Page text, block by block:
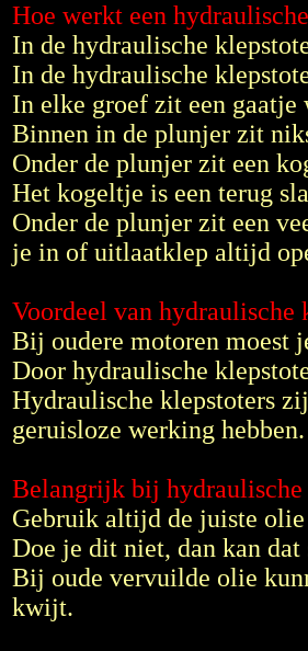
Hoe werkt een
In de hydraulische
In de hydraulische
In elke groef zit een
Binnen in de plunjer zit
Onder de plunjer zit een
Het kogeltje is een terug
Onder de plunjer zit een
je in of uitlaatklep altijd
Voordeel van hydraulische
Bij oudere motoren moest
Door hydraulische
Hydraulische klepstoters
geruisloze werking hebben.
Belangrijk bij hydraulische
Gebruik altijd de juiste
Doe je dit niet, dan kan
Bij oude vervuilde olie
kwijt.